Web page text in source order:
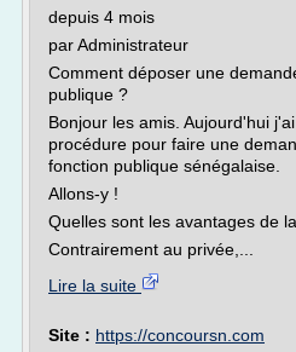
depuis 4 mois
par Administrateur
Comment déposer une
publique ?
Bonjour les amis. Aujourd'hui
procédure pour faire une
fonction publique sénégalaise.
Allons-y !
Quelles sont les avantages de
Contrairement au privée,...
Lire la suite
Site : https://concoursn.com